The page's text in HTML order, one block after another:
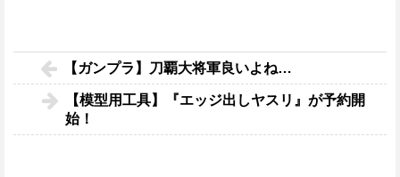
【ガンプラ】刀覇大将軍良いよね…
【模型用工具】『エッジ出しヤスリ』が予約開
始！